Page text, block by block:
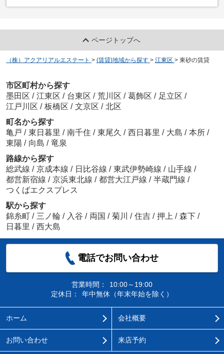
ページトップへ
（株）アクアリアルエステート > (賃貸)地域から探す > 江東区 > 東砂の賃貸
市区町村から探す
墨田区 / 江東区 / 台東区 / 荒川区 / 葛飾区 / 足立区 /
江戸川区 / 板橋区 / 文京区 / 北区
町名から探す
亀戸 / 東日暮里 / 南千住 / 東尾久 / 西日暮里 / 大島 / 本所 /
東陽 / 向島 / 竜泉
路線から探す
総武線 / 京成本線 / 日比谷線 / 東武伊勢崎線 / 山手線 /
都営新宿線 / 京浜東北線 / 都営大江戸線 / 半蔵門線 /
つくばエクスプレス
駅から探す
錦糸町 / 三ノ輪 / 入谷 / 両国 / 菊川 / 住吉 / 押上 / 森下 /
日暮里 / 西大島
電話でお問い合わせ
営業時間：
10:00～19:00
定休日：
年中無休（年末年始を除く）
ホーム 会社概要
お問い合わせ 来店予約